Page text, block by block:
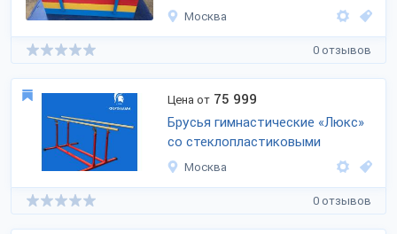
Москва
0 отзывов
Цена от 75 999
Брусья гимнастические «Люкс»
со стеклопластиковыми
Москва
0 отзывов